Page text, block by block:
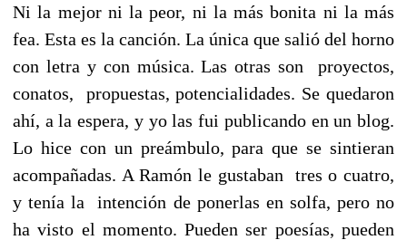
Ni la mejor ni la peor, ni la más bonita ni la más
fea. Esta es la canción. La única que salió del horno
con letra y con música. Las otras son proyectos,
conatos, propuestas, potencialidades. Se quedaron
ahí, a la espera, y yo las fui publicando en un blog.
Lo hice con un preámbulo, para que se sintieran
acompañadas. A Ramón le gustaban tres o cuatro,
y tenía la intención de ponerlas en solfa, pero no
ha visto el momento. Pueden ser poesías, pueden